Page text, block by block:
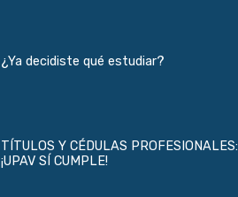
¿Ya decidiste qué estudiar?
TÍTULOS Y CÉDULAS PROFESIONALES:
¡UPAV SÍ CUMPLE!